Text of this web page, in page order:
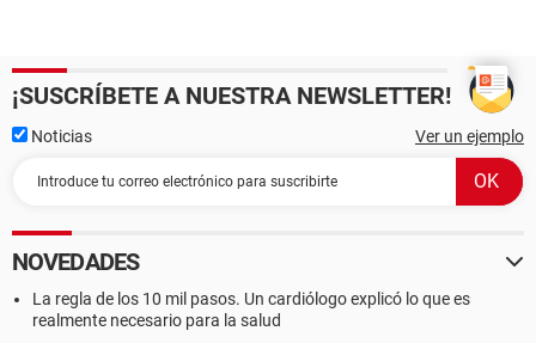
¡SUSCRÍBETE A NUESTRA NEWSLETTER!
Noticias Ver un ejemplo
NOVEDADES
La regla de los 10 mil pasos. Un cardiólogo explicó lo que es
realmente necesario para la salud